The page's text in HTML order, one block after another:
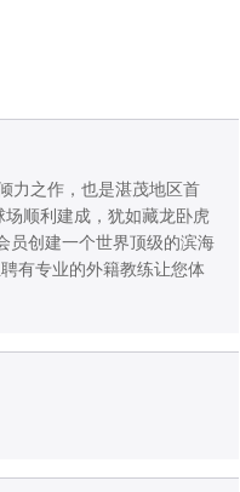
力之作，也是湛茂地区首
顺利建成，犹如藏龙卧虎
员创建一个世界顶级的滨海
有专业的外籍教练让您体